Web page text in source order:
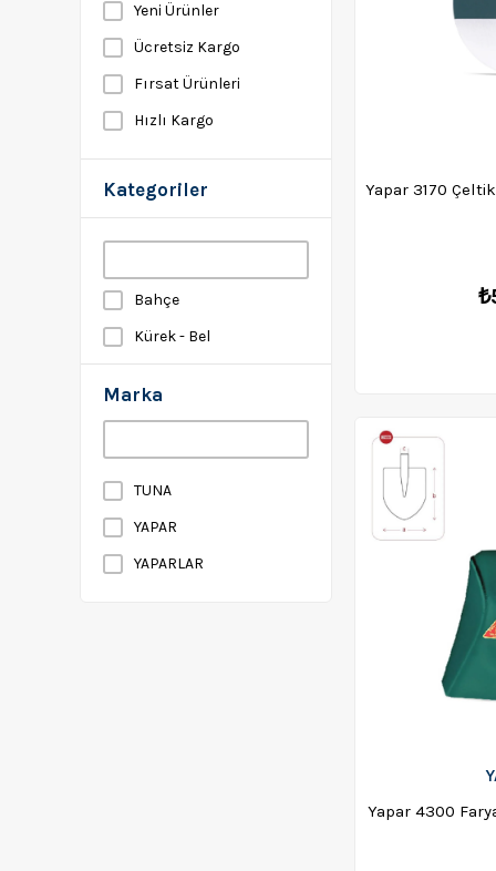
Yeni Ürünler
Ücretsiz Kargo
Fırsat Ürünleri
Hızlı Kargo
Kategoriler
Bahçe
Kürek - Bel
Marka
TUNA
YAPAR
YAPARLAR
Yapar 3170
Yapar 4300